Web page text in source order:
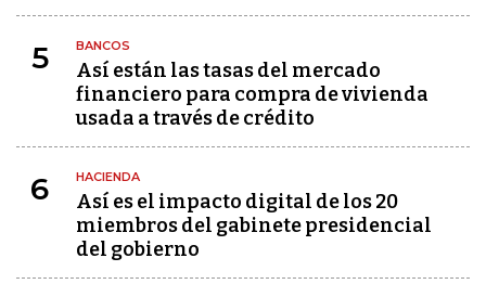
5 BANCOS
Así están las tasas del mercado
financiero para compra de vivienda
usada a través de crédito
6 HACIENDA
Así es el impacto digital de los 20
miembros del gabinete presidencial
del gobierno